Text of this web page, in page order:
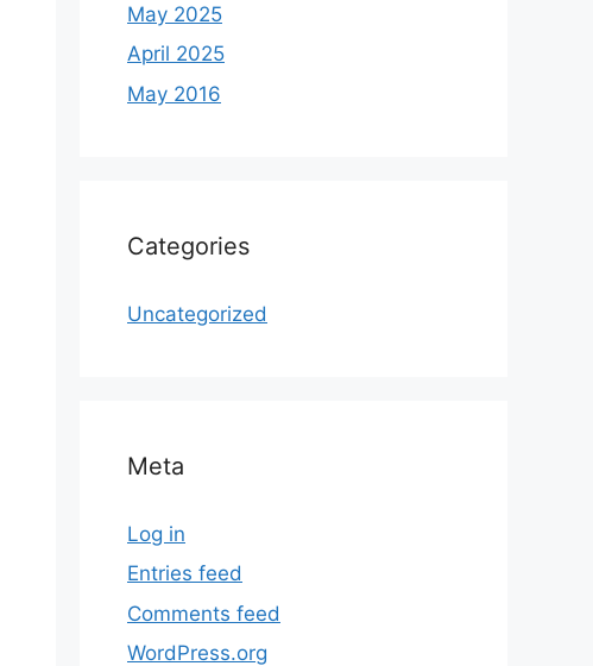
May 2025
April 2025
May 2016
Categories
Uncategorized
Meta
Log in
Entries feed
Comments feed
WordPress.org